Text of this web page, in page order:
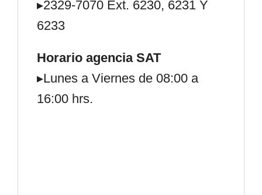
▸2329-7070 Ext. 6230, 6231 Y
6233
Horario agencia SAT
▸Lunes a Viernes de 08:00 a
16:00 hrs.